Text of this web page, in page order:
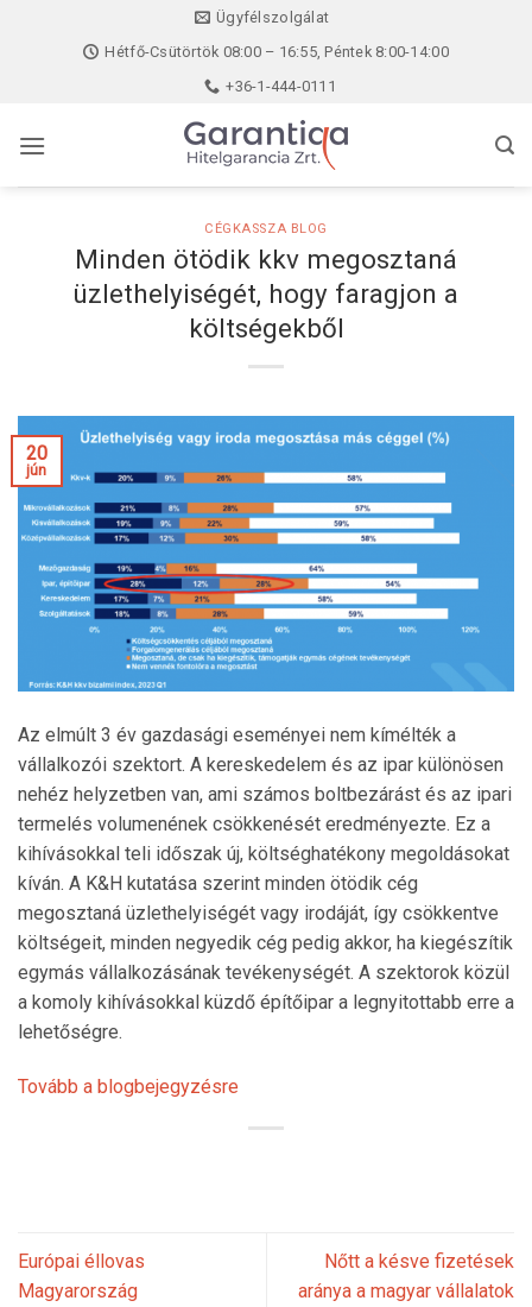
Ügyfélszolgálat
Hétfő-Csütörtök 08:00 – 16:55, Péntek 8:00-14:00
+36-1-444-0111
CÉGKASSZA BLOG
Minden ötödik kkv megosztaná
üzlethelyiségét, hogy faragjon a
költségekből
20
jún
Az elmúlt 3 év gazdasági eseményei nem kímélték a
vállalkozói szektort. A kereskedelem és az ipar különösen
nehéz helyzetben van, ami számos boltbezárást és az ipari
termelés volumenének csökkenését eredményezte. Ez a
kihívásokkal teli időszak új, költséghatékony megoldásokat
kíván. A K&H kutatása szerint minden ötödik cég
megosztaná üzlethelyiségét vagy irodáját, így csökkentve
költségeit, minden negyedik cég pedig akkor, ha kiegészítik
egymás vállalkozásának tevékenységét. A szektorok közül
a komoly kihívásokkal küzdő építőipar a legnyitottabb erre a
lehetőségre.
Tovább a blogbejegyzésre
Európai éllovas
Magyarország
Nőtt a késve fizetések
aránya a magyar vállalatok